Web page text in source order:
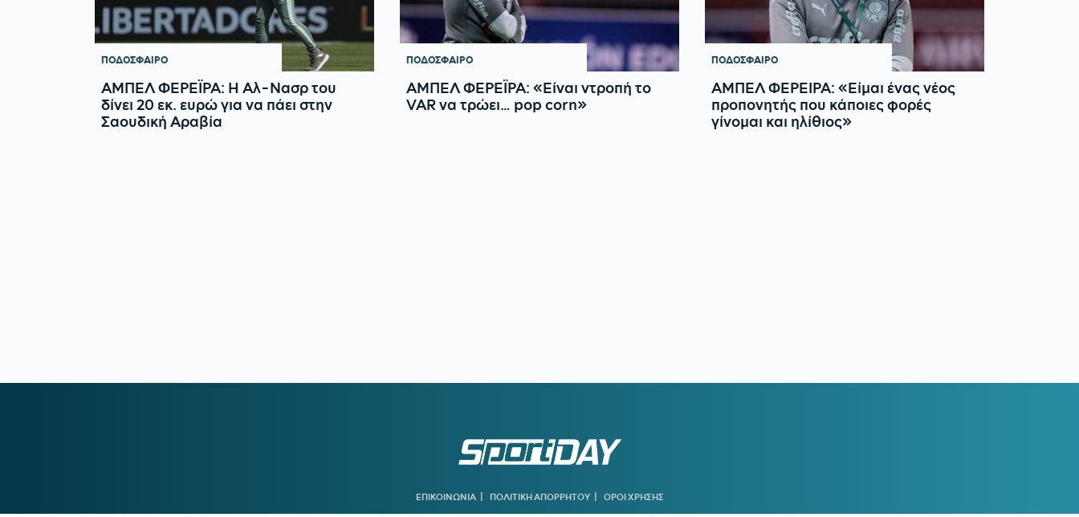
ΠΟΔΟΣΦΑΙΡΟ
ΑΜΠΕΛ ΦΕΡΕΪΡΑ: Η Αλ-Νασρ του
δίνει 20 εκ. ευρώ για να πάει στην
Σαουδική Αραβία
ΠΟΔΟΣΦΑΙΡΟ
ΑΜΠΕΛ ΦΕΡΕΪΡΑ: «Είναι ντροπή το
VAR να τρώει… pop corn»
ΠΟΔΟΣΦΑΙΡΟ
ΑΜΠΕΛ ΦΕΡΕΙΡΑ: «Είμαι ένας νέος
προπονητής που κάποιες φορές
γίνομαι και ηλίθιος»
ΕΠΙΚΟΙΝΩΝΙΑ | ΠΟΛΙΤΙΚΗ ΑΠΟΡΡΗΤΟΥ | ΟΡΟΙ ΧΡΗΣΗΣ